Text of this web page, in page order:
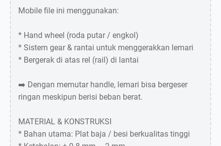
Mobile file ini menggunakan:
* Hand wheel (roda putar / engkol)
* Sistem gear & rantai untuk menggerakkan lemari
* Bergerak di atas rel (rail) di lantai
➡️ Dengan memutar handle, lemari bisa bergeser
ringan meskipun berisi beban berat.
MATERIAL & KONSTRUKSI
* Bahan utama: Plat baja / besi berkualitas tinggi